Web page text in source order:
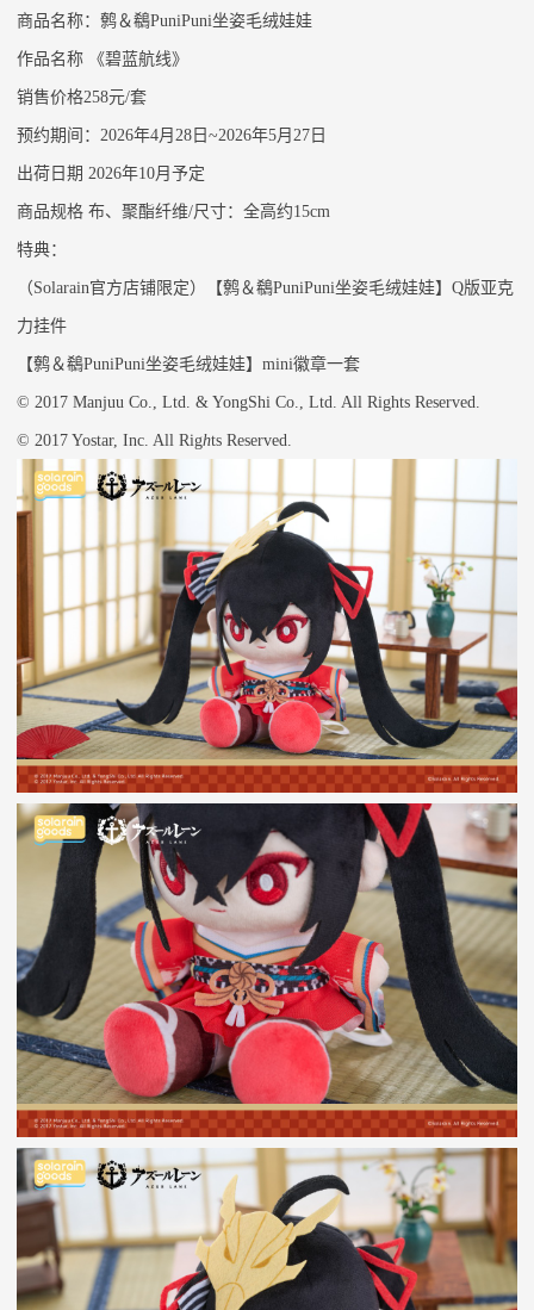
商品名称： 鹩＆鵗PuniPuni坐姿毛绒娃娃
作品名称 《碧蓝航线》
销售价格258元/套
预约期间： 2026年4月 28 日 ~2026年5月 27 日
出荷日期 2026年10月予定
商品规格 布、聚酯纤维/尺寸：全高约15cm
特典：
（Solarain官方店铺限定）【鹩＆鵗PuniPuni坐姿毛绒娃娃】 Q版亚克
力挂件
【鹩＆鵗PuniPuni坐姿毛绒娃娃】 mini徽章一套
© 2017 Manjuu Co., Ltd. & YongShi Co., Ltd. All Rights Reserved.
© 2017 Yostar, Inc. All Rights Reserved.